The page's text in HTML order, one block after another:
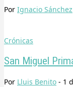
Por Ignacio Sánchez
Crónicas
San Miguel
Por Lluis Benito - 1